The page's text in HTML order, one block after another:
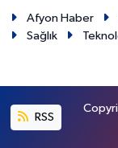
Afyon Haber
Sağlık
RSS